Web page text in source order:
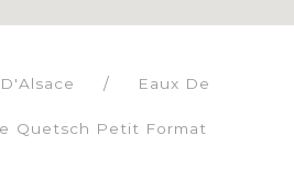
Eaux De
Quetsch Petit Format